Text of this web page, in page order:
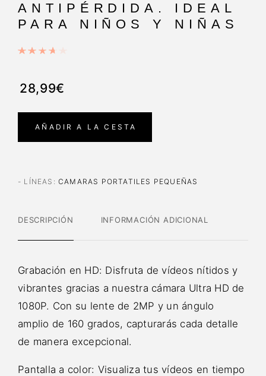
ANTIPÉRDIDA. IDEAL
PARA NIÑOS Y NIÑAS
28,99€
AÑADIR A LA CESTA
- LÍNEAS :CAMARAS PORTATILES PEQUEÑAS
DESCRIPCIÓN INFORMACIÓN ADICIONAL
Grabación en HD: Disfruta de vídeos nítidos y
vibrantes gracias a nuestra cámara Ultra HD de
1080P. Con su lente de 2MP y un ángulo
amplio de 160 grados, capturarás cada detalle
de manera excepcional.
Pantalla a color: Visualiza tus vídeos en tiempo